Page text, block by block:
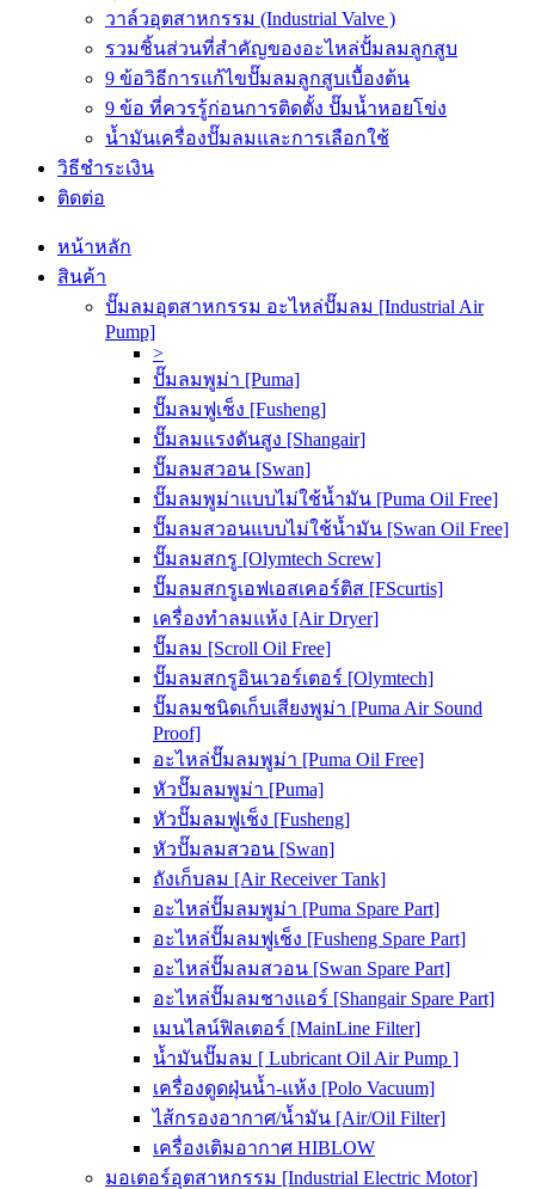
วาล์วอุตสาหกรรม (Industrial Valve )
รวมชิ้นส่วนที่สำคัญของอะไหล่ปั้มลมลูกสูบ
9 ข้อวิธีการแก้ไขปั๊มลมลูกสูบเบื้องต้น
9 ข้อ ที่ควรรู้ก่อนการติดตั้ง ปั๊มน้ำหอยโข่ง
น้ำมันเครื่องปั๊มลมและการเลือกใช้
วิธีชำระเงิน
ติดต่อ
หน้าหลัก
สินค้า
ปั๊มลมอุตสาหกรรม อะไหล่ปั๊มลม [Industrial Air
Pump]
>
ปั๊มลมพูม่า [Puma]
ปั๊มลมฟูเช็ง [Fusheng]
ปั๊มลมแรงดันสูง [Shangair]
ปั๊มลมสวอน [Swan]
ปั๊มลมพูม่าแบบไม่ใช้น้ำมัน [Puma Oil Free]
ปั๊มลมสวอนแบบไม่ใช้น้ำมัน [Swan Oil Free]
ปั๊มลมสกรู [Olymtech Screw]
ปั๊มลมสกรูเอฟเอสเคอร์ติส [FScurtis]
เครื่องทำลมแห้ง [Air Dryer]
ปั๊มลม [Scroll Oil Free]
ปั๊มลมสกรูอินเวอร์เตอร์ [Olymtech]
ปั๊มลมชนิดเก็บเสียงพูม่า [Puma Air Sound
Proof]
อะไหล่ปั๊มลมพูม่า [Puma Oil Free]
หัวปั๊มลมพูม่า [Puma]
หัวปั๊มลมฟูเช็ง [Fusheng]
หัวปั๊มลมสวอน [Swan]
ถังเก็บลม [Air Receiver Tank]
อะไหล่ปั๊มลมพูม่า [Puma Spare Part]
อะไหล่ปั๊มลมฟูเช็ง [Fusheng Spare Part]
อะไหล่ปั๊มลมสวอน [Swan Spare Part]
อะไหล่ปั๊มลมชางแอร์ [Shangair Spare Part]
เมนไลน์ฟิลเตอร์ [MainLine Filter]
น้ำมันปั๊มลม [ Lubricant Oil Air Pump ]
เครื่องดูดฝุ่นน้ำ-แห้ง [Polo Vacuum]
ไส้กรองอากาศ/น้ำมัน [Air/Oil Filter]
เครื่องเติมอากาศ HIBLOW
มอเตอร์อุตสาหกรรม [Industrial Electric Motor]